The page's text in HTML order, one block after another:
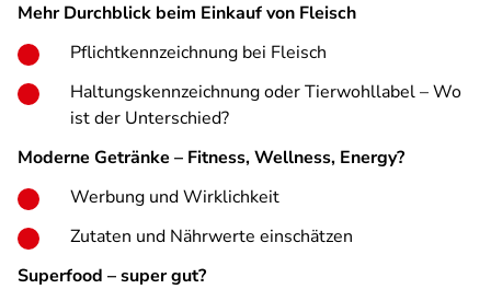
Mehr Durchblick beim Einkauf von Fleisch
Pflichtkennzeichnung bei Fleisch
Haltungskennzeichnung oder Tierwohllabel – Wo
ist der Unterschied?
Moderne Getränke – Fitness, Wellness, Energy?
Werbung und Wirklichkeit
Zutaten und Nährwerte einschätzen
Superfood – super gut?